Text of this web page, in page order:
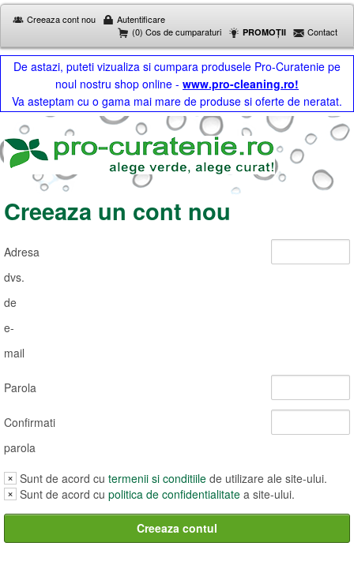
Creeaza cont nou
Autentificare
(0) Cos de cumparaturi
PROMOȚII Contact
De astazi, puteti vizualiza si cumpara produsele Pro-Curatenie pe
noul nostru shop online - www.pro-cleaning.ro!
Va asteptam cu o gama mai mare de produse si oferte de neratat.
Creeaza un cont nou
Adresa
dvs.
de
e-
mail
Parola
Confirmati
parola
Sunt de acord cu termenii si conditiile de utilizare ale site-ului.
Sunt de acord cu politica de confidentialitate a site-ului.